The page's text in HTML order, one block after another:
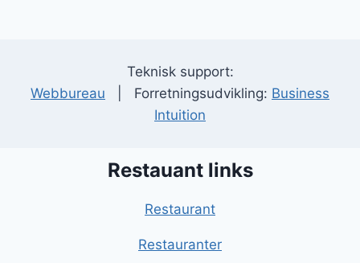
Teknisk support:
Webbureau | Forretningsudvikling: Business
Intuition
Restauant links
Restaurant
Restauranter